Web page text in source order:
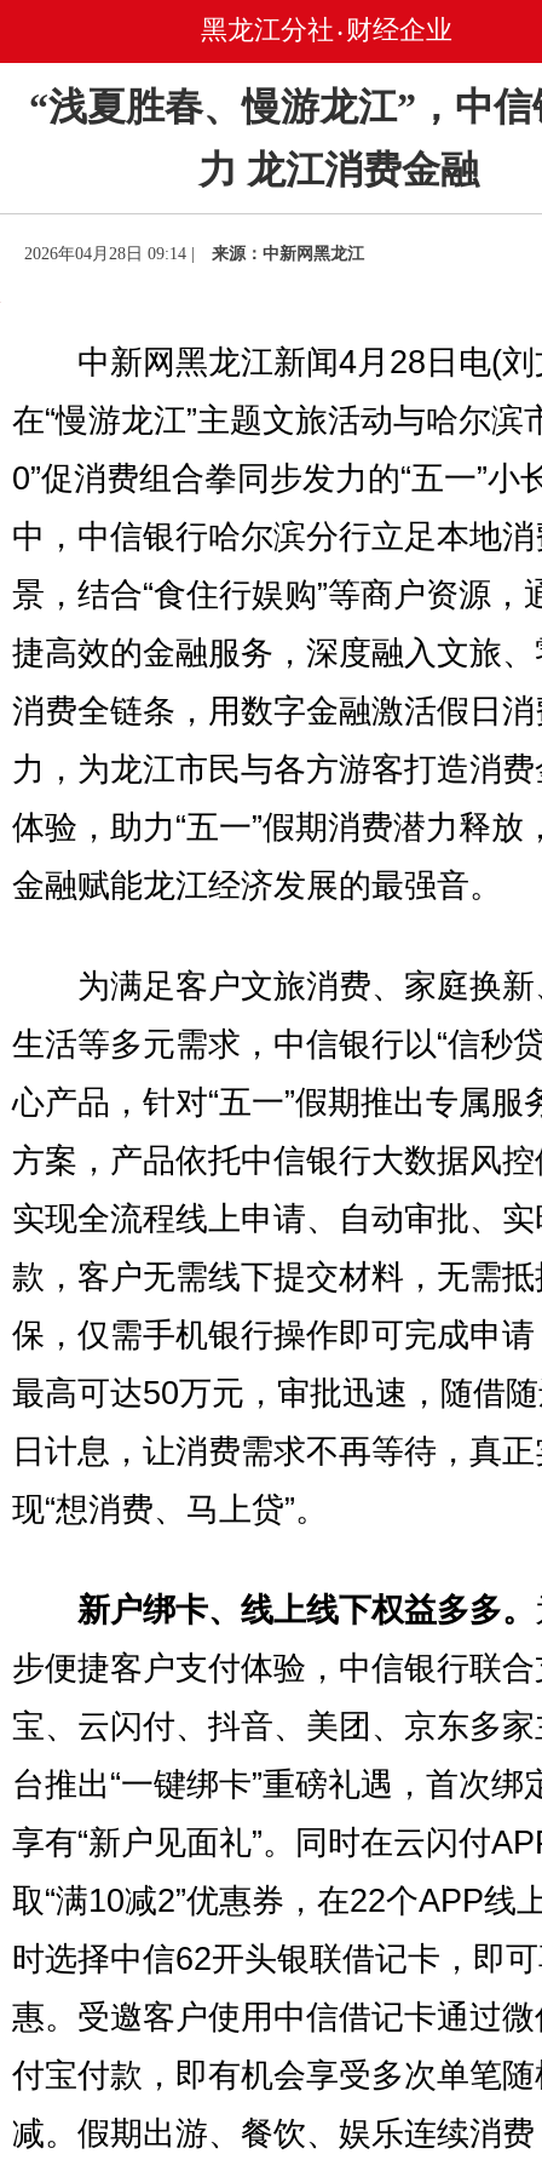
黑龙江分社 • 财经企业
“浅夏胜春、慢游龙江”，中
力 龙江消费金融
2026年04月28日 09:14 | 来源：中新网黑龙江
中新网黑龙江新闻4月28日电(刘
在“慢游龙江”主题文旅活动与哈尔滨
0”促消费组合拳同步发力的“五一”小
中，中信银行哈尔滨分行立足本地
景，结合“食住行娱购”等商户资源，
捷高效的金融服务，深度融入文旅
消费全链条，用数字金融激活假日
力，为龙江市民与各方游客打造消
体验，助力“五一”假期消费潜力释放
金融赋能龙江经济发展的最强音。
为满足客户文旅消费、家庭换
生活等多元需求，中信银行以“信秒
心产品，针对“五一”假期推出专属服
方案，产品依托中信银行大数据风
实现全流程线上申请、自动审批、
款，客户无需线下提交材料，无需
保，仅需手机银行操作即可完成申
最高可达50万元，审批迅速，随借
日计息，让消费需求不再等待，真
现“想消费、马上贷”。
新户绑卡、线上线下权益多多。
步便捷客户支付体验，中信银行联
宝、云闪付、抖音、美团、京东多
台推出“一键绑卡”重磅礼遇，首次绑
享有“新户见面礼”。同时在云闪付
取“满10减2”优惠券，在22个APP线
时选择中信62开头银联借记卡，即
惠。受邀客户使用中信借记卡通过
付宝付款，即有机会享受多次单笔
减。假期出游、餐饮、娱乐连续消